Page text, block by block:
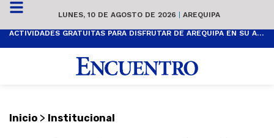
LUNES, 10 DE AGOSTO DE 2026 | AREQUIPA
ACTIVIDADES GRATUITAS PARA DISFRUTAR DE AREQUIPA EN SU ANIVERSARIO
Inicio > Institucional